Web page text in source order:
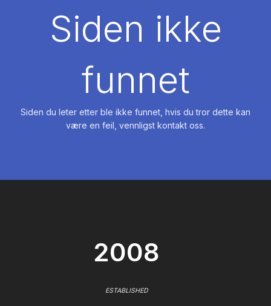
Siden ikke
funnet
Siden du leter etter ble ikke funnet, hvis du tror dette kan
være en feil, vennligst kontakt oss.
2008
ESTABLISHED